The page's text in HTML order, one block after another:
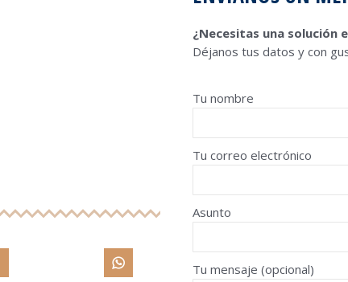
¿Necesitas una solución
Déjanos tus datos y con
Tu nombre
Tu correo electrónico
Asunto
Tu mensaje (opcional)